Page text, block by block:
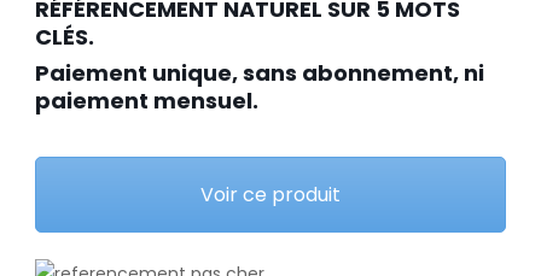
RÉFÉRENCEMENT NATUREL SUR 5 MOTS
CLÉS.
Paiement unique, sans abonnement, ni
paiement mensuel.
Voir ce produit